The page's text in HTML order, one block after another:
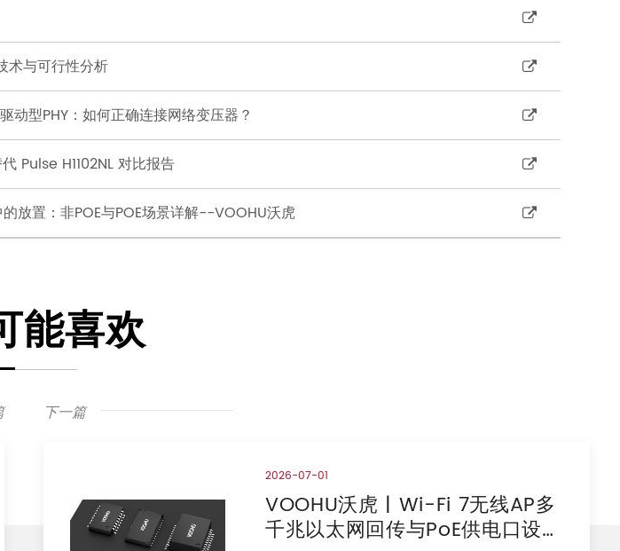
与可行性分析
型PHY：如何正确连接网络变压器？
Pulse H1102NL 对比报告
放置：非POE与POE场景详解--VOOHU沃虎
能喜欢
下一篇
2026-07-01
VOOHU沃虎 | Wi-Fi 7无线AP多
千兆以太网回传与PoE供电口设计